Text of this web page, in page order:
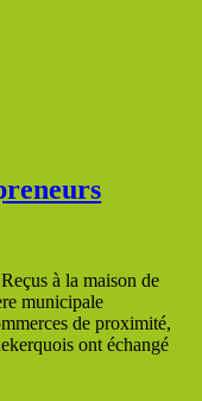
à la maison de
municipale
de proximité,
ont échangé